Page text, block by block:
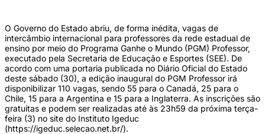
O Governo do Estado abriu, de forma inédita, vagas de
intercâmbio internacional para professores da rede estadual de
ensino por meio do Programa Ganhe o Mundo (PGM) Professor,
executado pela Secretaria de Educação e Esportes (SEE). De
acordo com uma portaria publicada no Diário Oficial do Estado
deste sábado (30), a edição inaugural do PGM Professor irá
disponibilizar 110 vagas, sendo 55 para o Canadá, 25 para o
Chile, 15 para a Argentina e 15 para a Inglaterra. As inscrições são
gratuitas e podem ser realizadas até às 23h59 da próxima terça-
feira (3) no site do Instituto Igeduc
(https://igeduc.selecao.net.br/).